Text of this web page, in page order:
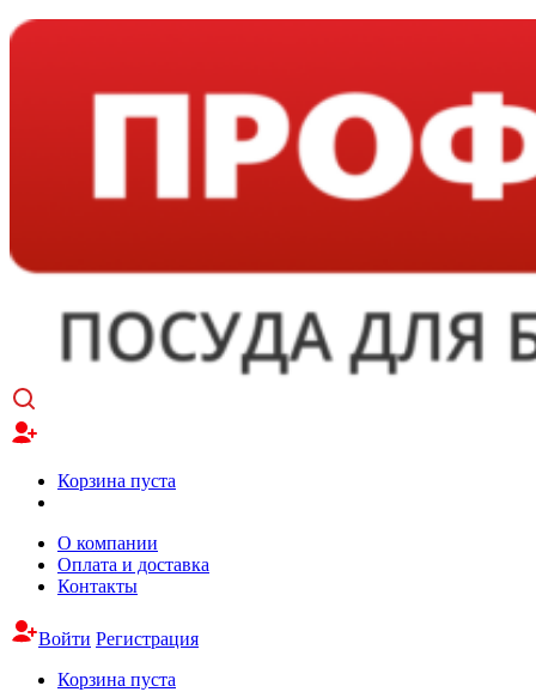
Корзина пуста
О компании
Оплата и доставка
Контакты
Войти Регистрация
Корзина пуста